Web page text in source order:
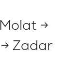
→
Zadar